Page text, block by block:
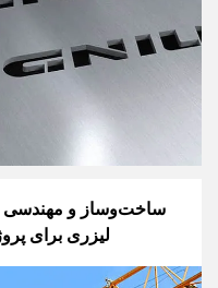
ساخت‌وساز و مهندسی
لیزری برای